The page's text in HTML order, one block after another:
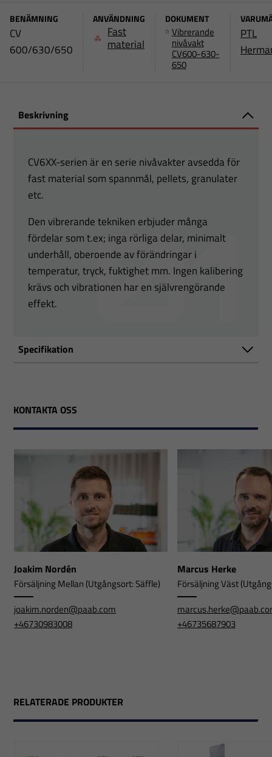
BENÄMNING
CV
600/630/650
ANVÄNDNING
Fast
material
DOKUMENT
Vibrerande
nivåvakt
CV600-630-
650
PTL
Beskrivning
CV6XX-serien är en serie nivåvakter avsedda för
fast material som spannmål, pellets, granulater
etc.
Den vibrerande tekniken erbjuder många
fördelar som t.ex; inga rörliga delar, minimalt
underhåll, oberoende av förändringar i
temperatur, tryck, fuktighet mm. Ingen kalibering
krävs och vibrationen har en självrengörande
effekt.
Specifikation
KONTAKTA OSS
Joakim Nordén
Försäljning Mellan (Utgångsort: Säffle)
joakim.norden@paab.com
+46730983008
Marcus Herke
Försäljning Väst
+46735687903
RELATERADE PRODUKTER